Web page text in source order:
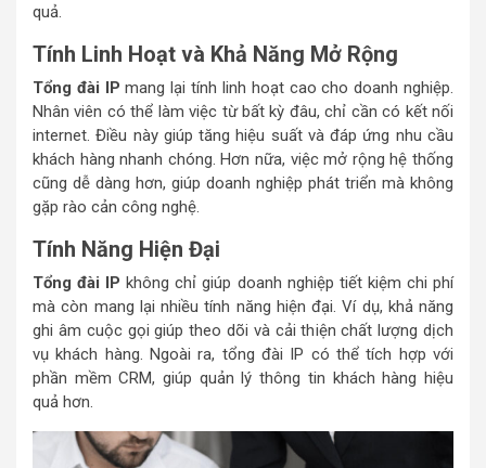
quả.
Tính Linh Hoạt và Khả Năng Mở Rộng
Tổng đài IP mang lại tính linh hoạt cao cho doanh nghiệp.
Nhân viên có thể làm việc từ bất kỳ đâu, chỉ cần có kết nối
internet. Điều này giúp tăng hiệu suất và đáp ứng nhu cầu
khách hàng nhanh chóng. Hơn nữa, việc mở rộng hệ thống
cũng dễ dàng hơn, giúp doanh nghiệp phát triển mà không
gặp rào cản công nghệ.
Tính Năng Hiện Đại
Tổng đài IP không chỉ giúp doanh nghiệp tiết kiệm chi phí
mà còn mang lại nhiều tính năng hiện đại. Ví dụ, khả năng
ghi âm cuộc gọi giúp theo dõi và cải thiện chất lượng dịch
vụ khách hàng. Ngoài ra, tổng đài IP có thể tích hợp với
phần mềm CRM, giúp quản lý thông tin khách hàng hiệu
quả hơn.